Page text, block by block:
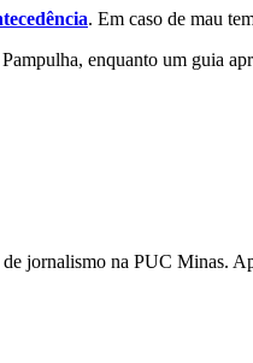
. Em caso de mau
enquanto um guia
jornalismo na PUC Minas.